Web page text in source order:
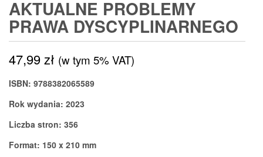
AKTUALNE PROBLEMY
PRAWA DYSCYPLINARNEGO
47,99zł (w tym 5% VAT)
ISBN: 9788382065589
Rok wydania: 2023
Liczba stron: 356
Format: 150 x 210 mm